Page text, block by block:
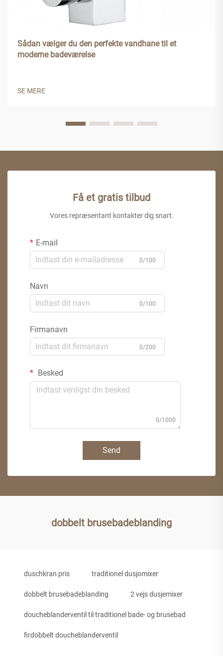
Sådan vælger du den perfekte vandhane til et
moderne badeværelse
SE MERE
Få et gratis tilbud
Vores repræsentant kontakter dig snart.
E-mail
0/100
Navn
0/100
Firmanavn
0/200
Besked
0/1000
Send
dobbelt brusebadeblanding
duschkran pris traditionel dusjomixer
dobbelt brusebadeblanding 2 vejs dusjemixer
doucheblanderventil til traditionel bade- og brusebad
firdobbelt doucheblanderventil